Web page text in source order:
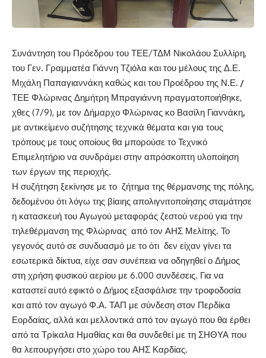
Συνάντηση του Πρόεδρου του ΤΕΕ/ΤΔΜ Νικολάου Συλλίρη,
του Γεν. Γραμματέα Γιάννη Τζιόλα και του μέλους της Δ.Ε.
Μιχάλη Παπαγιαννάκη καθώς και του Προέδρου της Ν.Ε. /
ΤΕΕ Φλώρινας Δημήτρη Μπραγιάννη πραγματοποιήθηκε,
χθες (7/9), με τον Δήμαρχο Φλώρινας κο Βασίλη Γιαννάκη,
με αντικείμενο συζήτησης τεχνικά θέματα και για τους
τρόπους με τους οποίους θα μπορούσε το Τεχνικό
Επιμελητήριο να συνδράμει στην απρόσκοπτη υλοποίηση
των έργων της περιοχής.
Η συζήτηση ξεκίνησε με το ζήτημα της θέρμανσης της πόλης,
δεδομένου ότι λόγω της βίαιης απολιγνιτοποίησης σταμάτησε
η κατασκευή του Αγωγού μεταφοράς ζεστού νερού για την
τηλεθέρμανση της Φλώρινας από τον ΑΗΣ Μελίτης. Το
γεγονός αυτό σε συνδυασμό με το ότι δεν είχαν γίνει τα
εσωτερικά δίκτυα, είχε σαν συνέπεια να οδηγηθεί ο Δήμος
στη χρήση φυσικού αερίου με 6.000 συνδέσεις. Για να
καταστεί αυτό εφικτό ο Δήμος εξασφάλισε την τροφοδοσία
και από τον αγωγό Φ.Α. ΤΑΠ με σύνδεση στον Περδίκα
Εορδαίας, αλλά και μελλοντικά από τον αγωγό που θα έρθει
από τα Τρίκαλα Ημαθίας και θα συνδεθεί με τη ΣΗΘΥΑ που
θα λειτουργήσει στο χώρο του ΑΗΣ Καρδίας.